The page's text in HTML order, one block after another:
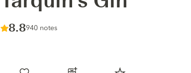
Score :
8.8/ 10
940 notes